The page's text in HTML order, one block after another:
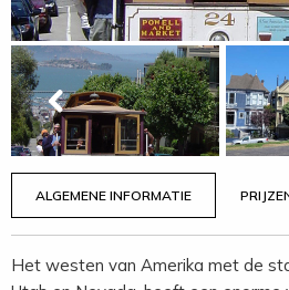
ALGEMENE INFORMATIE
Het westen van Amerika met de